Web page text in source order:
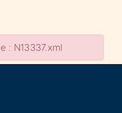
: N13337.xml